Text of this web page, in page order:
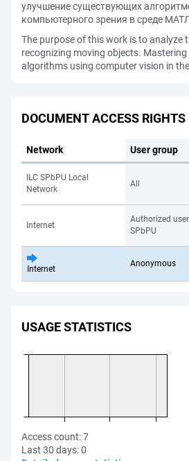
улучшение существующих
компьютерного зрения в среде
The purpose of this work is to analyze
recognizing moving objects.
algorithms using computer vision in
DOCUMENT ACCESS RIGHTS
Network User group
ILC SPbPU Local
Network
All
Internet
Authorized
SPbPU
Internet
Anonymous
USAGE STATISTICS
Access count:7
Last 30 days:0